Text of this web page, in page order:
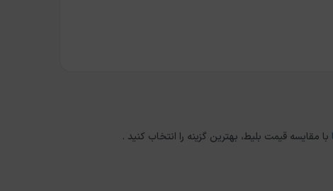
با مقایسه قیمت بلیط، بهترین گزینه را انتخاب کنید .